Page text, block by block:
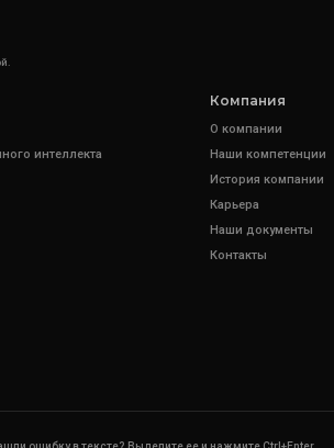
интеллекта
Компания
О компании
Наши компетенции
История компании
Карьера
Наши документы
Контакты